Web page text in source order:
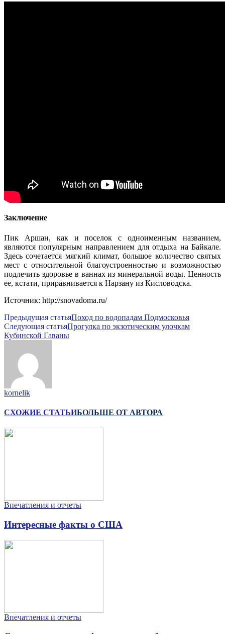
Заключение
Пик Аршан, как и поселок с одноименным названием,
являются популярным направлением для отдыха на Байкале.
Здесь сочетается мягкий климат, большое количество святых
мест с относительной благоустроенностью и возможностью
подлечить здоровье в ваннах из минеральной воды. Ценность
ее, кстати, приравнивается к Нарзану из Кисловодска.
Источник: http://snovadoma.ru/
Предыдущая статьяПоход по водопадам Подмосковья
Следующая статьяПрогулка по экзотическим улочкам
Кубинской Гаваны
kornelik
СХОЖИЕ СТАТЬИБОЛЬШЕ ОТ АВТОРА
Впечатления и отчеты
Интересные факты о США
Впечатления и отчеты